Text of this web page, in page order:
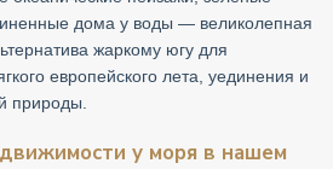
дома у воды — великолепная
жаркому югу для
европейского лета, уединения и
природы.
у моря в нашем